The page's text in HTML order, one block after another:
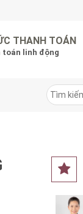
THANH TOÁN
toán linh động